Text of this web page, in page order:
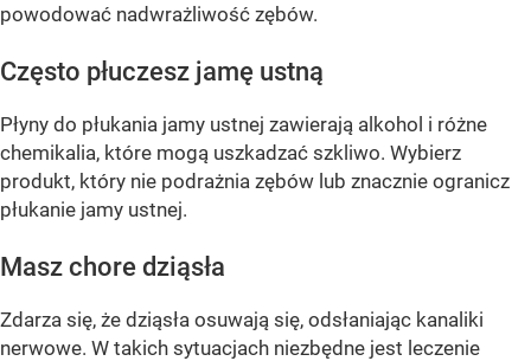
powodować nadwrażliwość zębów.
Często płuczesz jamę ustną
Płyny do płukania jamy ustnej zawierają alkohol i różne
chemikalia, które mogą uszkadzać szkliwo. Wybierz
produkt, który nie podrażnia zębów lub znacznie ogranicz
płukanie jamy ustnej.
Masz chore dziąsła
Zdarza się, że dziąsła osuwają się, odsłaniając kanaliki
nerwowe. W takich sytuacjach niezbędne jest leczenie